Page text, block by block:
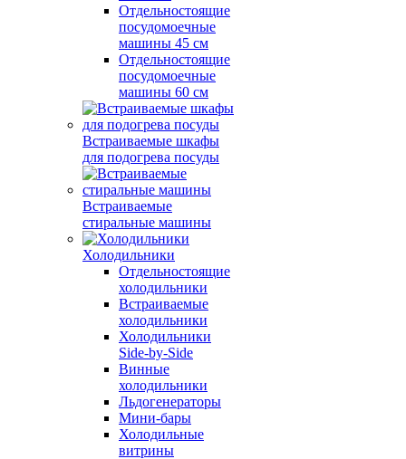
Отдельностоящие
посудомоечные
машины 45 см
Отдельностоящие
посудомоечные
машины 60 см
Встраиваемые шкафы
для подогрева посуды
Встраиваемые
стиральные машины
Холодильники
Отдельностоящие
холодильники
Встраиваемые
холодильники
Холодильники
Side-by-Side
Винные
холодильники
Льдогенераторы
Мини-бары
Холодильные
витрины